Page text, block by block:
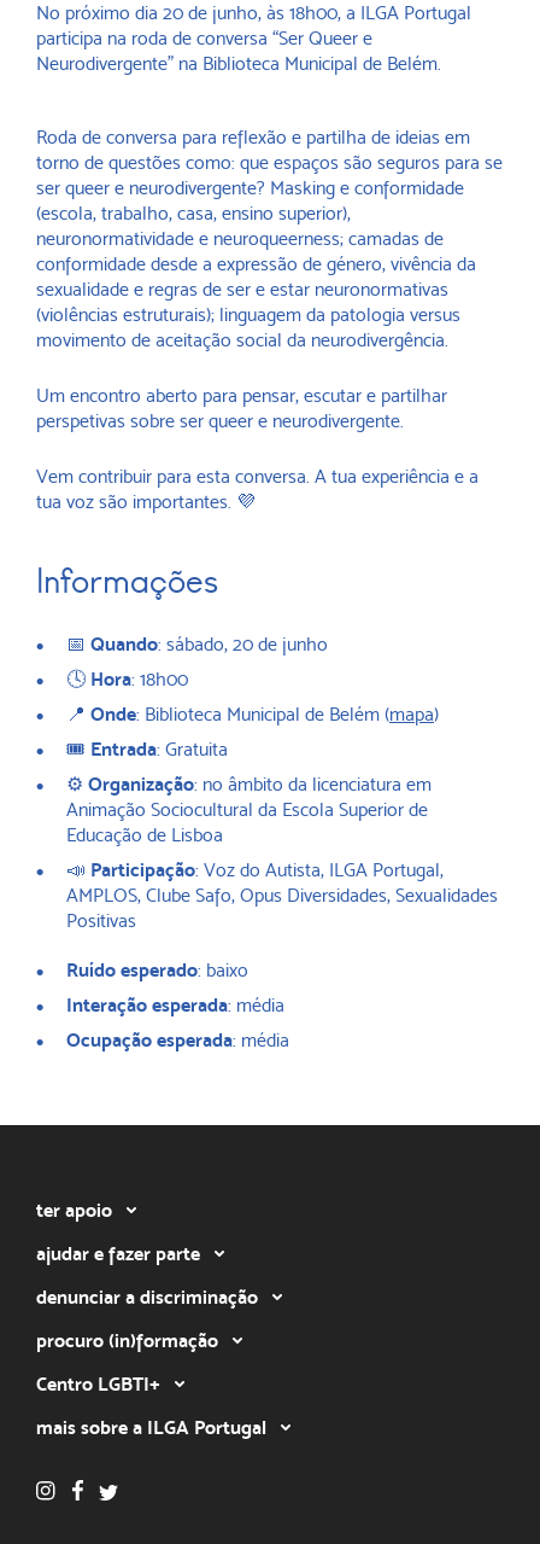
No próximo dia 20 de junho, às 18h00, a ILGA Portugal
participa na roda de conversa “Ser Queer e
Neurodivergente” na Biblioteca Municipal de Belém.
Roda de conversa para reflexão e partilha de ideias em
torno de questões como: que espaços são seguros para se
ser queer e neurodivergente? Masking e conformidade
(escola, trabalho, casa, ensino superior),
neuronormatividade e neuroqueerness; camadas de
conformidade desde a expressão de género, vivência da
sexualidade e regras de ser e estar neuronormativas
(violências estruturais); linguagem da patologia versus
movimento de aceitação social da neurodivergência.
Um encontro aberto para pensar, escutar e partilhar
perspetivas sobre ser queer e neurodivergente.
Vem contribuir para esta conversa. A tua experiência e a
tua voz são importantes. 💜
Informações
📅 Quando: sábado, 20 de junho
🕓 Hora: 18h00
📍 Onde: Biblioteca Municipal de Belém (mapa)
🎟️ Entrada: Gratuita
⚙️ Organização: no âmbito da licenciatura em
Animação Sociocultural da Escola Superior de
Educação de Lisboa
📣 Participação: Voz do Autista, ILGA Portugal,
AMPLOS, Clube Safo, Opus Diversidades, Sexualidades
Positivas
Ruído esperado: baixo
Interação esperada: média
Ocupação esperada: média
ter apoio
ajudar e fazer parte
denunciar a discriminação
procuro (in)formação
Centro LGBTI+
mais sobre a ILGA Portugal